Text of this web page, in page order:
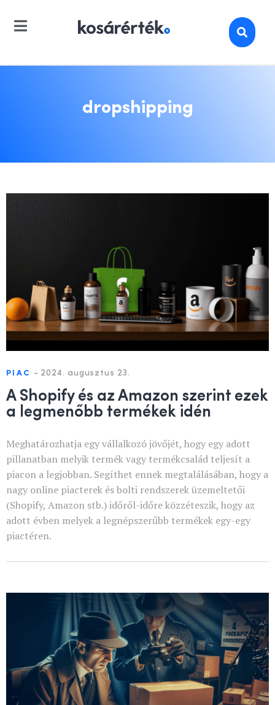
dropshipping
PIAC - 2024. augusztus 23.
A Shopify és az Amazon szerint ezek
a legmenőbb termékek idén
Meghatározhatja egy vállalkozó jövőjét, hogy egy adott
pillanatban melyik termék vagy termékcsalád teljesít a
piacon a legjobban. Segíthet ennek megtalálásában, hogy a
nagy online piacterek és bolti rendszerek üzemeltetői
(Shopify, Amazon stb.) időről-időre közzéteszik, hogy az
adott évben melyek a legnépszerűbb termékek egy-egy
piactéren.